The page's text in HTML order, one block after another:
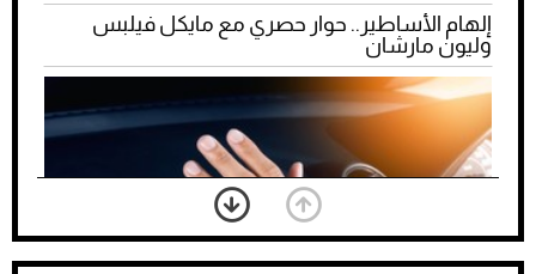
إلهام الأساطير.. حوار حصري مع مايكل فيلبس
وليون مارشان